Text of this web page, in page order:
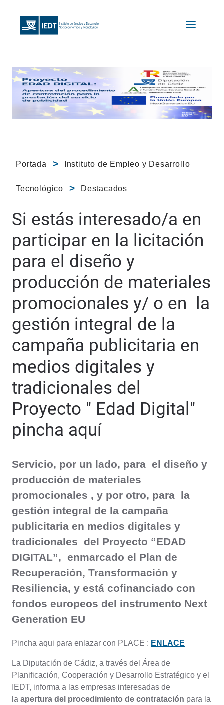
Portada Instituto de Empleo y Desarrollo
Tecnológico Destacados
Si estás interesado/a en
participar en la licitación
para el diseño y
producción de materiales
promocionales y/ o en la
gestión integral de la
campaña publicitaria en
medios digitales y
tradicionales del
Proyecto " Edad Digital"
pincha aquí
Servicio, por un lado, para el diseño y
producción de materiales
promocionales , y por otro, para la
gestión integral de la campaña
publicitaria en medios digitales y
tradicionales del Proyecto “EDAD
DIGITAL”, enmarcado el Plan de
Recuperación, Transformación y
Resiliencia, y está cofinanciado con
fondos europeos del instrumento Next
Generation EU
Pincha aqui para enlazar con PLACE : ENLACE
La Diputación de Cádiz, a través del Área de
Planificación, Cooperación y Desarrollo Estratégico y el
IEDT, informa a las empresas interesadas de
laapertura del procedimiento de contratación para la